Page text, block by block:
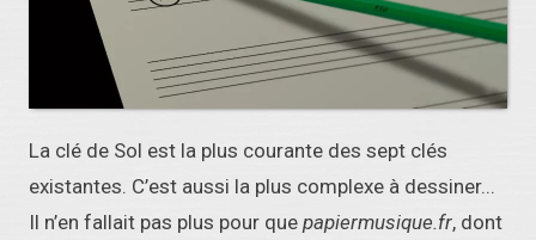
La clé de Sol est la plus courante des sept clés
existantes. C’est aussi la plus complexe à dessiner...
Il n’en fallait pas plus pour que papiermusique.fr, dont